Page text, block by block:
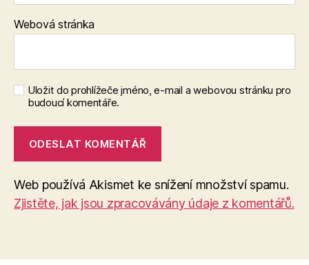
Webová stránka
Uložit do prohlížeče jméno, e-mail a webovou stránku pro
budoucí komentáře.
Web používá Akismet ke snížení množství spamu.
Zjistěte, jak jsou zpracovávány údaje z komentářů.